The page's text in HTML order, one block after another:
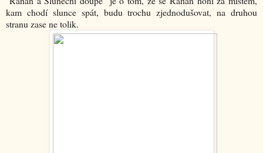
kam chodí slunce spát, budu trochu zjednodušovat, na druhou
stranu zase ne tolik.